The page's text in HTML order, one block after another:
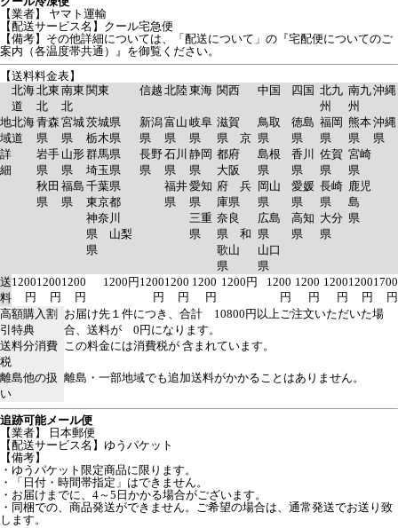
【業者】 ヤマト運輸
【配送サービス名】クール宅急便
【備考】その他詳細については、「配送について」の『宅配便についてのご
案内（各温度帯共通）』を御覧ください。
【送料料金表】
北海
道
北東
北
南東
北
関東 信越 北陸東海 関西 中国 四国 北九
州
南九
州
沖縄
地
域
詳
細
北海
道
青森
県
岩手
県
秋田
県
宮城
県
山形
県
福島
県
茨城県
栃木県
群馬県
埼玉県
千葉県
東京都
神奈川
県 山梨
県
新潟
県
長野
県
富山
県
石川
県
福井
県
岐阜
県
静岡
県
愛知
県
三重
県
滋賀
県 京
都府
大阪
府 兵
庫県
奈良
県 和
歌山
県
鳥取
県
島根
県
岡山
県
広島
県
山口
県
徳島
県
香川
県
愛媛
県
高知
県
福岡
県
佐賀
県
長崎
県
大分
県
熊本
県
宮崎
県
鹿児
島
県
沖縄
県
送
料
1200
円
1200
円
1200
円
1200円 1200
円
1200
円
1200
円
1200円
1200
円
1200
円
1200
円
1200
円
1700
円
高額購入割
引特典
お届け先１件につき、合計 10800円以上ご注文いただいた場
合、送料が 0円になります。
送料分消費
税
この料金には消費税が 含まれています。
離島他の扱
い
離島・一部地域でも追加送料がかかることはありません。
追跡可能メール便
【業者】 日本郵便
【配送サービス名】ゆうパケット
【備考】
・ゆうパケット限定商品に限ります。
・「日付・時間帯指定」はできません。
・お届けまでに、4～5日かかる場合がございます。
・同梱での、商品発送ができません。ご希望の場合は、通常発送でお送り致
します。